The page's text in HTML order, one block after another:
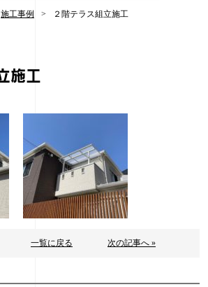
施工事例 ２階テラス組立施工
施工
一覧に戻る 次の記事へ »